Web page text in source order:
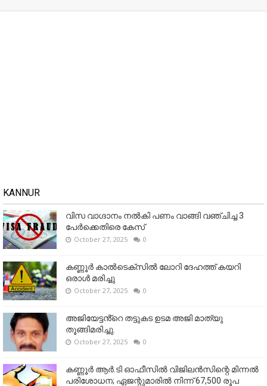
KANNUR
വിസ വാഗ്ദാനം നൽകി പണം വാങ്ങി വഞ്ചിച്ച 3
പേർക്കെതിരെ കേസ്
October 27, 2025 0
കണ്ണൂര്‍ കാല്‍ടെക്‌സില്‍ ലോറി ദേഹത്ത് കയറി
ഒരാള്‍ മരിച്ചു
October 27, 2025 0
അജിയേട്ടൻ്റെ തട്ടുകട ഉടമ അജി മാത്യു
തൂങ്ങിമരിച്ചു.
October 27, 2025 0
കണ്ണൂര്‍ ആര്‍.ടി ഓഫീസില്‍ വിജിലൻസിന്റെ മിന്നല്‍
പരിശോധന; ഏജന്റുമാരില്‍ നിന്ന് 67,500 രൂപ